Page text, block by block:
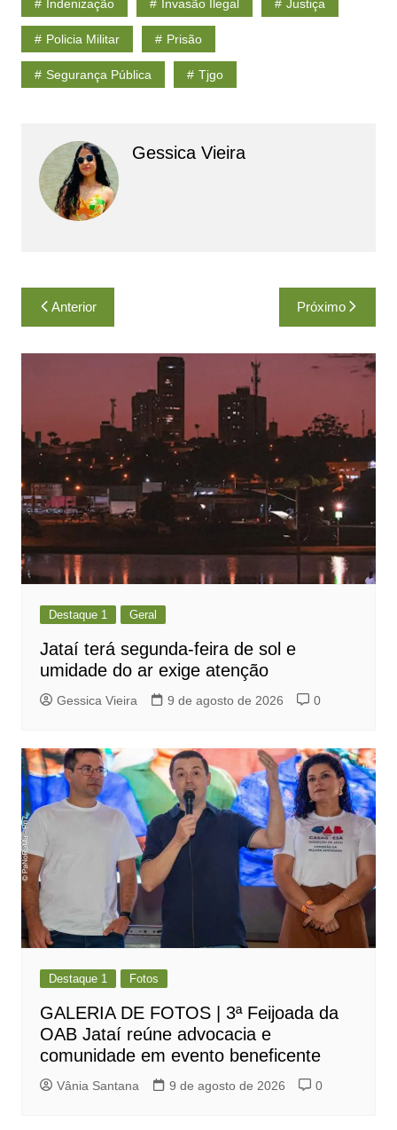
Indenização Invasão Ilegal Justiça
Policia Militar Prisão
Segurança Pública Tjgo
Gessica Vieira
Navegação
de
Post
Anterior Próximo
Destaque 1 Geral
Jataí terá segunda-feira de sol e
umidade do ar exige atenção
Gessica Vieira 9 de agosto de 2026 0
Destaque 1 Fotos
GALERIA DE FOTOS | 3ª Feijoada da
OAB Jataí reúne advocacia e
comunidade em evento beneficente
Vânia Santana 9 de agosto de 2026 0